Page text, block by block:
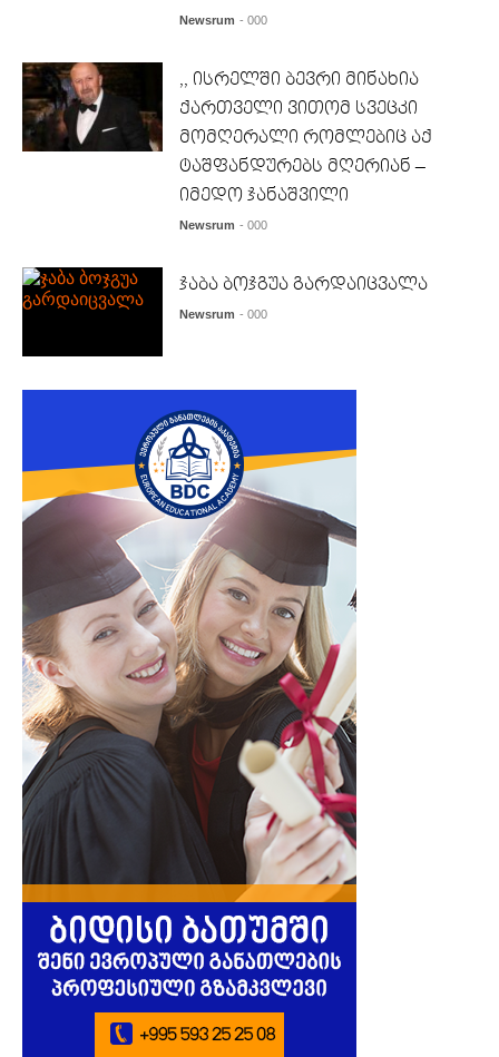
Newsrum - 000
,, ისრელში ბევრი მინახია
ქართველი ვითომ სვეცკი
მომღერალი რომლებიც აქ
ტაშფანდურებს მღერიან –
იმედო ჯანაშვილი
Newsrum - 000
ჯაბა ბოჯგუა გარდაიცვალა
Newsrum - 000